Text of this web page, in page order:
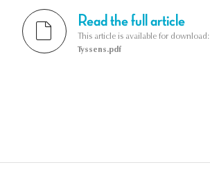
Read the full article
This article is available for download:
Tyssens.pdf